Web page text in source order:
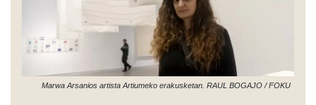
Marwa Arsanios artista Artiumeko erakusketan. RAUL BOGAJO / FOKU